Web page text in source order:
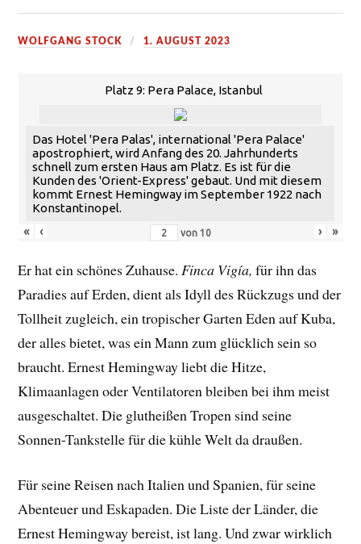
WOLFGANG STOCK 1. AUGUST 2023
Platz 9: Pera Palace, Istanbul
Das Hotel 'Pera Palas', international 'Pera Palace'
apostrophiert, wird Anfang des 20. Jahrhunderts
schnell zum ersten Haus am Platz. Es ist für die
Kunden des 'Orient-Express' gebaut. Und mit diesem
kommt Ernest Hemingway im September 1922 nach
Konstantinopel.
«
‹ von 10 › »
Er hat ein schönes Zuhause. Finca Vigía, für ihn das
Paradies auf Erden, dient als Idyll des Rückzugs und der
Tollheit zugleich, ein tropischer Garten Eden auf Kuba,
der alles bietet, was ein Mann zum glücklich sein so
braucht. Ernest Hemingway liebt die Hitze,
Klimaanlagen oder Ventilatoren bleiben bei ihm meist
ausgeschaltet. Die glutheißen Tropen sind seine
Sonnen-Tankstelle für die kühle Welt da draußen.
Für seine Reisen nach Italien und Spanien, für seine
Abenteuer und Eskapaden. Die Liste der Länder, die
Ernest Hemingway bereist, ist lang. Und zwar wirklich